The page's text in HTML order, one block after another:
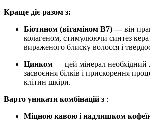
Краще діє разом з:
Біотином (вітаміном B7) —він
колагеном, стимулюючи синтез
вираженого блиску волосся і
Цинком — цей мінерал необхідний
засвоєння білків і прискорення
клітин шкіри.
Варто уникати комбінацій з :
Міцною кавою і надлишком